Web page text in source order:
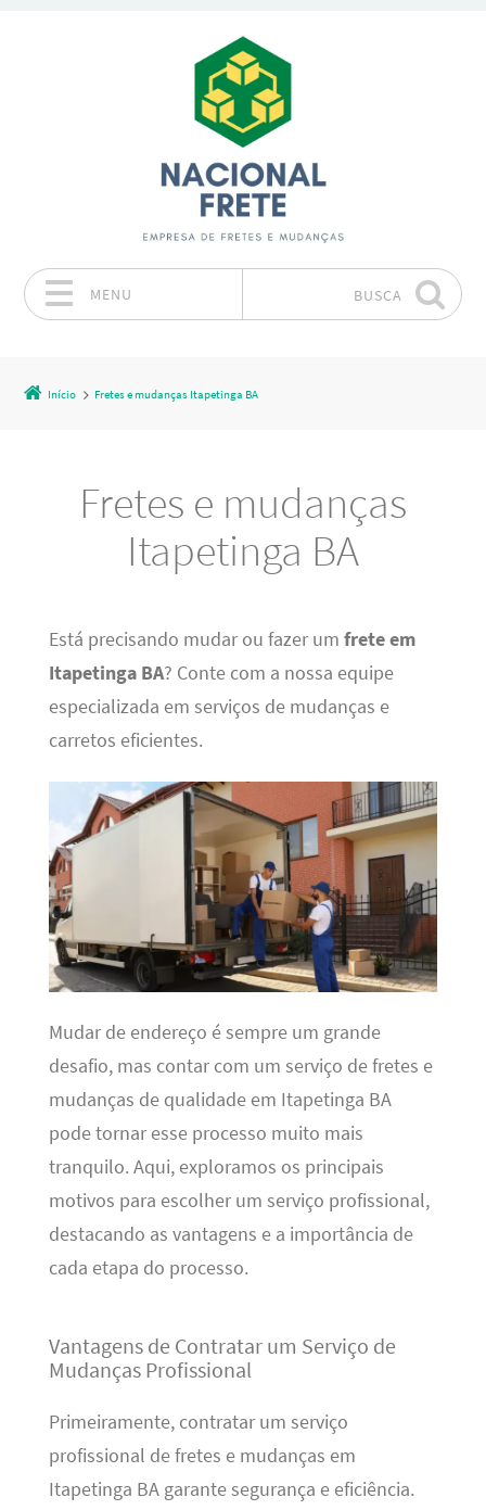
MENU BUSCA
Início Fretes e mudanças Itapetinga BA
Fretes e mudanças
Itapetinga BA
Está precisando mudar ou fazer um frete em
Itapetinga BA? Conte com a nossa equipe
especializada em serviços de mudanças e
carretos eficientes.
Mudar de endereço é sempre um grande
desafio, mas contar com um serviço de fretes e
mudanças de qualidade em Itapetinga BA
pode tornar esse processo muito mais
tranquilo. Aqui, exploramos os principais
motivos para escolher um serviço profissional,
destacando as vantagens e a importância de
cada etapa do processo.
Vantagens de Contratar um Serviço de
Mudanças Profissional
Primeiramente, contratar um serviço
profissional de fretes e mudanças em
Itapetinga BA garante segurança e eficiência.